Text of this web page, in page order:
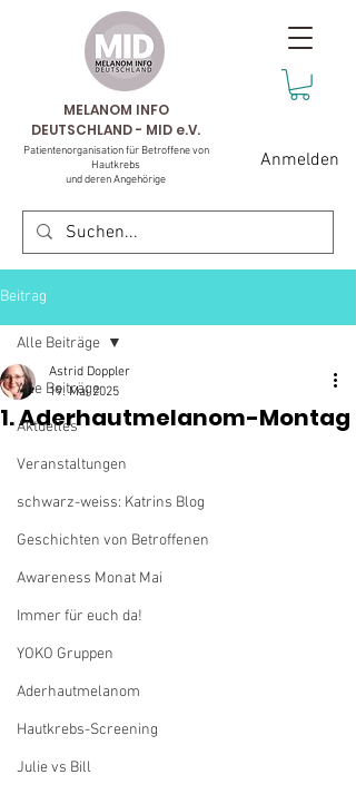
MELANOM INFO
DEUTSCHLAND - MID e.V.
Patientenorganisation für Betroffene von
Hautkrebs
und deren Angehörige
Anmelden
Beitrag
Alle Beiträge
Aktuelles
Veranstaltungen
schwarz-weiss: Katrins Blog
Geschichten von Betroffenen
Awareness Monat Mai
Immer für euch da!
YOKO Gruppen
Aderhautmelanom
Hautkrebs-Screening
Julie vs Bill
Alle Beiträge
1. Aderhautmelanom-Montag
Astrid Doppler
19. Mai 2025